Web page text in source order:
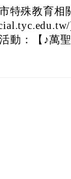
特殊教育相
動：【♪萬